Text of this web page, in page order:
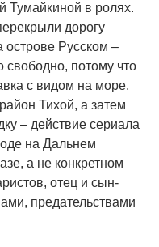
в ролях.
дорогу
Русском –
потому что
с видом на море.
Тихой, а затем
– действие сериала
на Дальнем
а не конкретном
отец и сын-
предательствами